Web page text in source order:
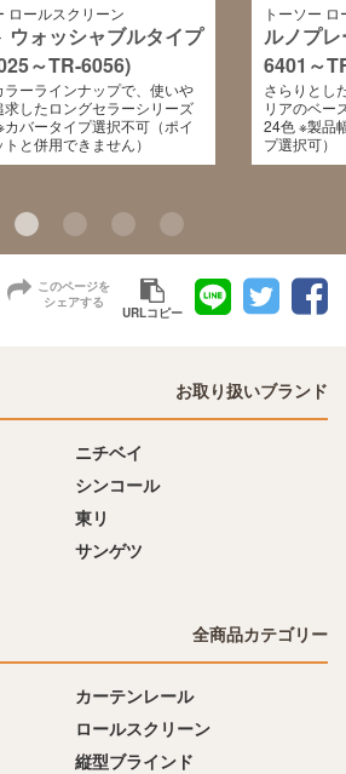
ロールスクリーン
ウォッシャブルタイプ
～TR-6056)
ラーラインナップで、使いや
求したロングセラーシリーズ
バータイプ選択不可（ポイ
と併用できません）
トーソー
ルノプ
6401～
さらりとし
リアのベー
24色 ※製品
プ選択可）
このページを
シェアする
URLコピー
お取り扱いブランド
ニチベイ
シンコール
東リ
サンゲツ
全商品カテゴリー
カーテンレール
ロールスクリーン
縦型ブラインド